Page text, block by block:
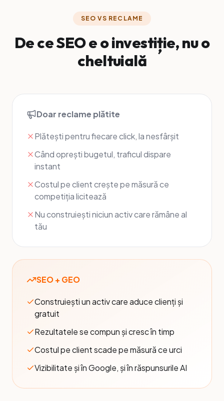
SEO VS RECLAME
De ce SEO e o investiție, nu o
cheltuială
Doar reclame plătite
Plătești pentru fiecare click, la nesfârșit
Când oprești bugetul, traficul dispare
instant
Costul pe client crește pe măsură ce
competiția licitează
Nu construiești niciun activ care rămâne al
tău
SEO + GEO
Construiești un activ care aduce clienți și
gratuit
Rezultatele se compun și cresc în timp
Costul pe client scade pe măsură ce urci
Vizibilitate și în Google, și în răspunsurile AI